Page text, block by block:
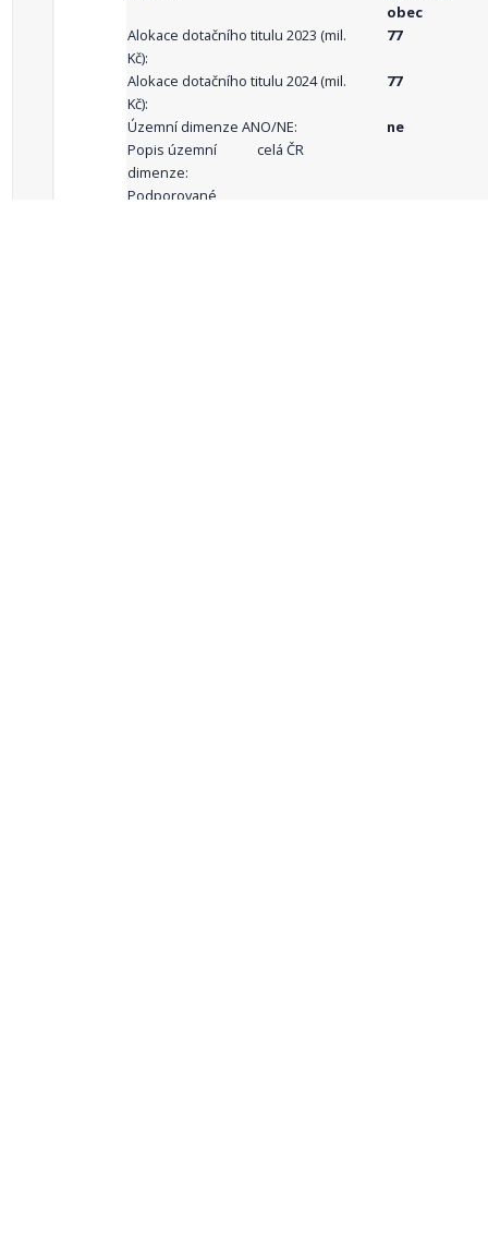
obec
Alokace dotačního titulu 2023 (mil.
Kč):
77
Alokace dotačního titulu 2024 (mil.
Kč):
77
Územní dimenze ANO/NE:
ne
Popis územní
dimenze:
celá ČR
Podporované